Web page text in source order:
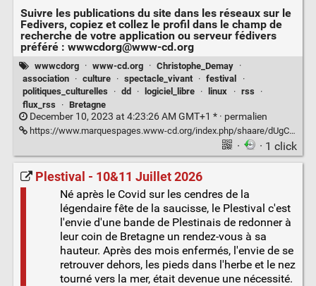
Suivre les publications du site dans les réseaux sur le
Fedivers, copiez et collez le profil dans le champ de
recherche de votre application ou serveur fédivers
préféré : wwwcdorg@www-cd.org
wwwcdorg · www-cd.org · Christophe_Demay ·
association
· culture · spectacle_vivant · festival
·
politiques_culturelles
· dd · logiciel_libre · linux · rss
·
flux_rss
· Bretagne
December 10, 2023 at 4:23:26 AM GMT+1 * · permalien
https://www.marquespages.www-cd.org/index.php/shaare/dUgCxQ
· · 1 click
Plestival - 10&11 Juillet 2026
Né après le Covid sur les cendres de la
légendaire fête de la saucisse, le Plestival c'est
l'envie d'une bande de Plestinais de redonner à
leur coin de Bretagne un rendez-vous à sa
hauteur. Après des mois enfermés, l'envie de se
retrouver dehors, les pieds dans l'herbe et le nez
tourné vers la mer, était devenue une nécessité.